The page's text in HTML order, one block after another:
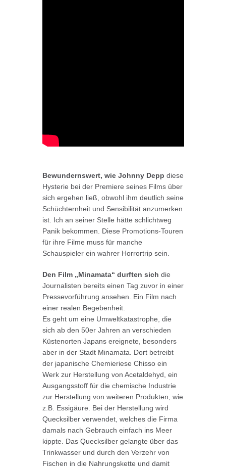
Bewundernswert, wie Johnny Depp diese
Hysterie bei der Premiere seines Films über
sich ergehen ließ, obwohl ihm deutlich seine
Schüchternheit und Sensibilität anzumerken
ist. Ich an seiner Stelle hätte schlichtweg
Panik bekommen. Diese Promotions-Touren
für ihre Filme muss für manche
Schauspieler ein wahrer Horrortrip sein.
Den Film „Minamata“ durften sich die
Journalisten bereits einen Tag zuvor in einer
Pressevorführung ansehen. Ein Film nach
einer realen Begebenheit.
Es geht um eine Umweltkatastrophe, die
sich ab den 50er Jahren an verschieden
Küstenorten Japans ereignete, besonders
aber in der Stadt Minamata. Dort betreibt
der japanische Chemieriese Chisso ein
Werk zur Herstellung von Acetaldehyd, ein
Ausgangsstoff für die chemische Industrie
zur Herstellung von weiteren Produkten, wie
z.B. Essigäure. Bei der Herstellung wird
Quecksilber verwendet, welches die Firma
damals nach Gebrauch einfach ins Meer
kippte. Das Quecksilber gelangte über das
Trinkwasser und durch den Verzehr von
Fischen in die Nahrungskette und damit